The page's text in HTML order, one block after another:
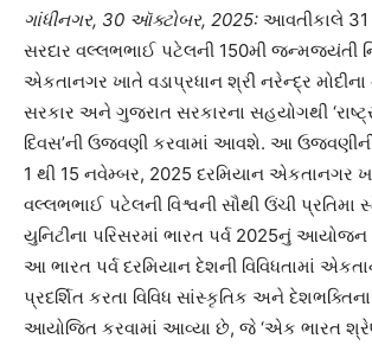
ગાંધીનગર, 30 ઑક્ટોબર, 2025: આવતીકાલે
સરદાર વલ્લભભાઈ પટેલની 150મી જન્મજયંતી
એકતાનગર ખાતે વડાપ્રધાન શ્રી નરેન્દ્ર મોદીના
સરકાર અને ગુજરાત સરકારના સહયોગથી
દિવસ’ની ઉજવણી કરવામાં આવશે. આ
1 થી 15 નવેમ્બર, 2025 દરમિયાન એકતાનગર
વલ્લભભાઈ પટેલની વિશ્વની સૌથી ઉંચી
યુનિટીના પરિસરમાં ભારત પર્વ 2025નું
આ ભારત પર્વ દરમિયાન દેશની વિવિધતામાં
પ્રદર્શિત કરતા વિવિધ સાંસ્કૃતિક અને દેશભક્તિના
આયોજિત કરવામાં આવ્યા છે, જે ‘એક ભારત